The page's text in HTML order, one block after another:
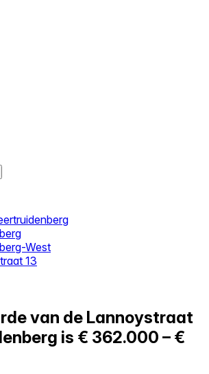
West
13
van de Lannoystraat
is € 362.000 – €